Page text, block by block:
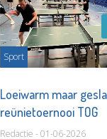
Sport
Loeiwarm maar
reünietoernooi TOG
Redactie - 01-06-2026